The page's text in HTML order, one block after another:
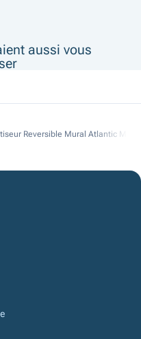
aussi vous
Reversible Mural Atlantic